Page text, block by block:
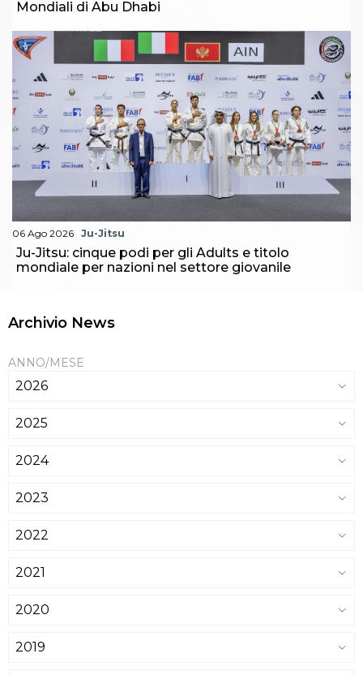
Mondiali di Abu Dhabi
06 Ago 2026 Ju-Jitsu
Ju-Jitsu: cinque podi per gli Adults e titolo
mondiale per nazioni nel settore giovanile
Archivio News
ANNO/MESE
2026
2025
2024
2023
2022
2021
2020
2019